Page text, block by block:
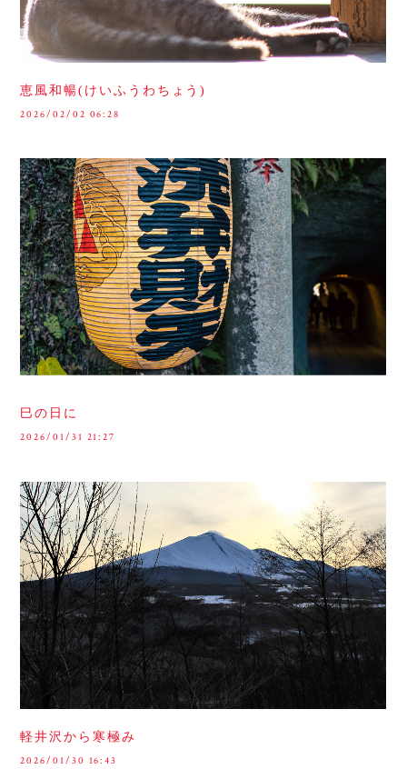
恵風和暢(けいふうわちょう)
2026/02/02 06:28
巳の日に
2026/01/31 21:27
軽井沢から寒極み
2026/01/30 16:43